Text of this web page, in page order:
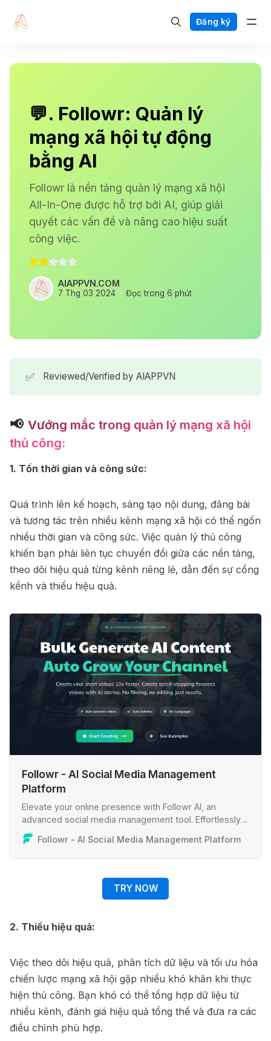
Đăng ký
💬. Followr: Quản lý
mạng xã hội tự động
bằng AI
Followr là nền tảng quản lý mạng xã hội
All-In-One được hỗ trợ bởi AI, giúp giải
quyết các vấn đề và nâng cao hiệu suất
công việc.
AIAPPVN.COM
7 Thg 03 2024 Đọc trong 6 phút
✅ Reviewed/Verified by AIAPPVN
📢 Vướng mắc trong quản lý mạng xã hội
thủ công:
1. Tốn thời gian và công sức:
Quá trình lên kế hoạch, sáng tạo nội dung, đăng bài
và tương tác trên nhiều kênh mạng xã hội có thể ngốn
nhiều thời gian và công sức. Việc quản lý thủ công
khiến bạn phải liên tục chuyển đổi giữa các nền tảng,
theo dõi hiệu quả từng kênh riêng lẻ, dẫn đến sự cồng
kềnh và thiếu hiệu quả.
Followr - AI Social Media Management
Platform
Elevate your online presence with Followr AI, an
advanced social media management tool. Effortlessly
craft AI-generated content tailored to your audience.
Utilize advanced analytics for refined strategies and
Followr - AI Social Media Management Platform
TRY NOW
2. Thiếu hiệu quả:
Việc theo dõi hiệu quả, phân tích dữ liệu và tối ưu hóa
chiến lược mạng xã hội gặp nhiều khó khăn khi thực
hiện thủ công. Bạn khó có thể tổng hợp dữ liệu từ
nhiều kênh, đánh giá hiệu quả tổng thể và đưa ra các
điều chỉnh phù hợp.